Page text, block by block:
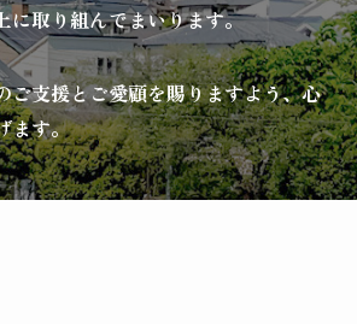
に取り組んでまいります。
ご支援とご愛顧を賜りますよう、心
ます。